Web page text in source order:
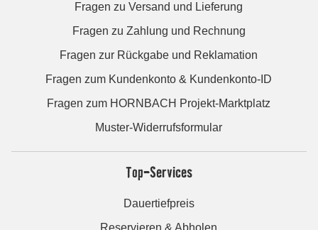
Fragen zu Versand und Lieferung
Fragen zu Zahlung und Rechnung
Fragen zur Rückgabe und Reklamation
Fragen zum Kundenkonto & Kundenkonto-ID
Fragen zum HORNBACH Projekt-Marktplatz
Muster-Widerrufsformular
Top-Services
Dauertiefpreis